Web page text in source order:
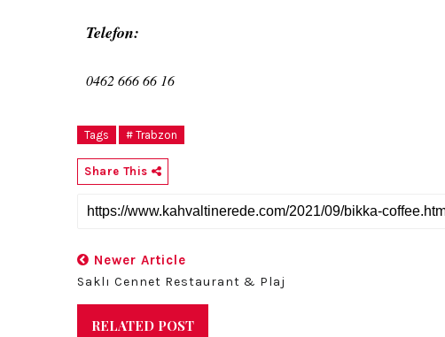
Telefon:
0462 666 66 16
Tags # Trabzon
Share This
Newer Article
Saklı Cennet Restaurant & Plaj
RELATED POST